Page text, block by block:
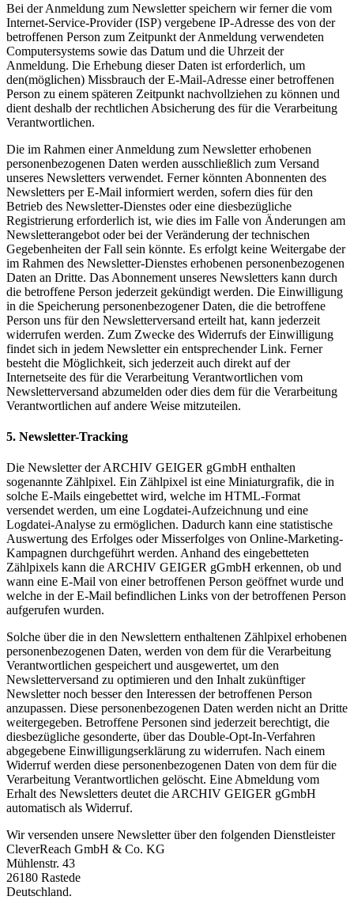
Bei der Anmeldung zum Newsletter speichern wir ferner die vom
Internet-Service-Provider (ISP) vergebene IP-Adresse des von der
betroffenen Person zum Zeitpunkt der Anmeldung verwendeten
Computersystems sowie das Datum und die Uhrzeit der
Anmeldung. Die Erhebung dieser Daten ist erforderlich, um
den(möglichen) Missbrauch der E-Mail-Adresse einer betroffenen
Person zu einem späteren Zeitpunkt nachvollziehen zu können und
dient deshalb der rechtlichen Absicherung des für die Verarbeitung
Verantwortlichen.
Die im Rahmen einer Anmeldung zum Newsletter erhobenen
personenbezogenen Daten werden ausschließlich zum Versand
unseres Newsletters verwendet. Ferner könnten Abonnenten des
Newsletters per E-Mail informiert werden, sofern dies für den
Betrieb des Newsletter-Dienstes oder eine diesbezügliche
Registrierung erforderlich ist, wie dies im Falle von Änderungen am
Newsletterangebot oder bei der Veränderung der technischen
Gegebenheiten der Fall sein könnte. Es erfolgt keine Weitergabe der
im Rahmen des Newsletter-Dienstes erhobenen personenbezogenen
Daten an Dritte. Das Abonnement unseres Newsletters kann durch
die betroffene Person jederzeit gekündigt werden. Die Einwilligung
in die Speicherung personenbezogener Daten, die die betroffene
Person uns für den Newsletterversand erteilt hat, kann jederzeit
widerrufen werden. Zum Zwecke des Widerrufs der Einwilligung
findet sich in jedem Newsletter ein entsprechender Link. Ferner
besteht die Möglichkeit, sich jederzeit auch direkt auf der
Internetseite des für die Verarbeitung Verantwortlichen vom
Newsletterversand abzumelden oder dies dem für die Verarbeitung
Verantwortlichen auf andere Weise mitzuteilen.
5. Newsletter-Tracking
Die Newsletter der ARCHIV GEIGER gGmbH enthalten
sogenannte Zählpixel. Ein Zählpixel ist eine Miniaturgrafik, die in
solche E-Mails eingebettet wird, welche im HTML-Format
versendet werden, um eine Logdatei-Aufzeichnung und eine
Logdatei-Analyse zu ermöglichen. Dadurch kann eine statistische
Auswertung des Erfolges oder Misserfolges von Online-Marketing-
Kampagnen durchgeführt werden. Anhand des eingebetteten
Zählpixels kann die ARCHIV GEIGER gGmbH erkennen, ob und
wann eine E-Mail von einer betroffenen Person geöffnet wurde und
welche in der E-Mail befindlichen Links von der betroffenen Person
aufgerufen wurden.
Solche über die in den Newslettern enthaltenen Zählpixel erhobenen
personenbezogenen Daten, werden von dem für die Verarbeitung
Verantwortlichen gespeichert und ausgewertet, um den
Newsletterversand zu optimieren und den Inhalt zukünftiger
Newsletter noch besser den Interessen der betroffenen Person
anzupassen. Diese personenbezogenen Daten werden nicht an Dritte
weitergegeben. Betroffene Personen sind jederzeit berechtigt, die
diesbezügliche gesonderte, über das Double-Opt-In-Verfahren
abgegebene Einwilligungserklärung zu widerrufen. Nach einem
Widerruf werden diese personenbezogenen Daten von dem für die
Verarbeitung Verantwortlichen gelöscht. Eine Abmeldung vom
Erhalt des Newsletters deutet die ARCHIV GEIGER gGmbH
automatisch als Widerruf.
Wir versenden unsere Newsletter über den folgenden Dienstleister
CleverReach GmbH & Co. KG
Mühlenstr. 43
26180 Rastede
Deutschland.